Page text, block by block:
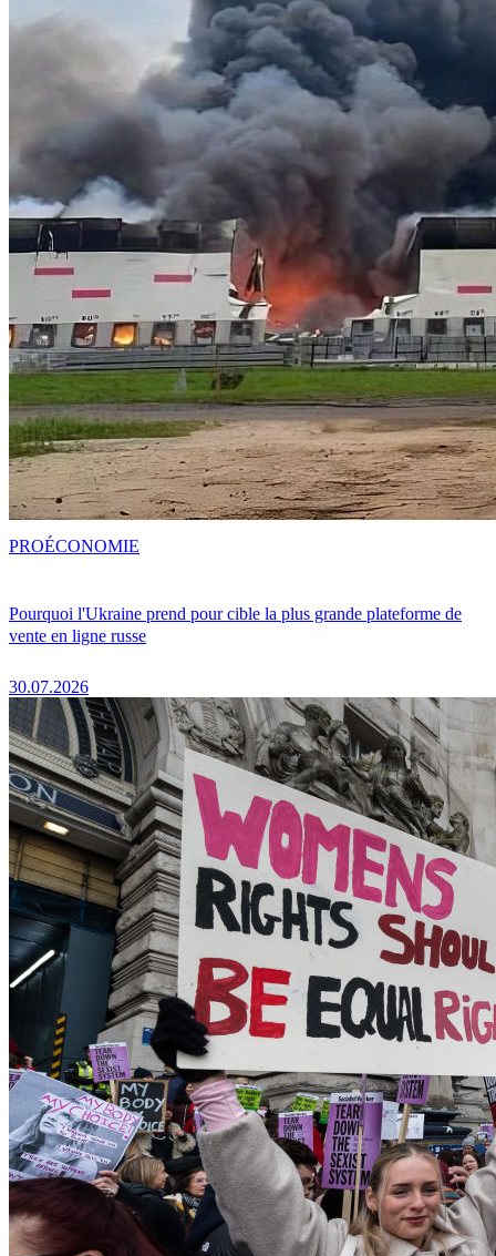
Pourquoi l'Ukraine prend pour cible la plus grande plateforme de
vente en ligne russe
30.07.2026
PROÉCONOMIE